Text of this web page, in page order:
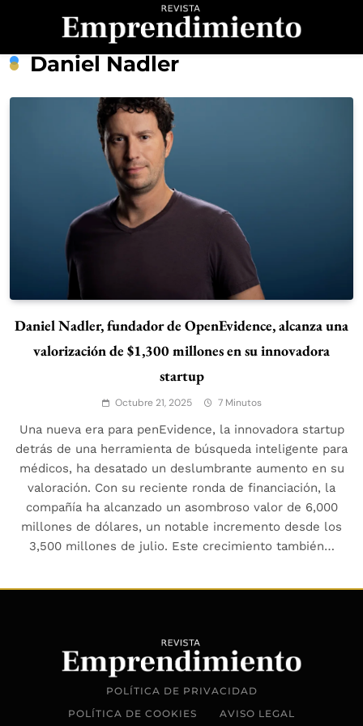
Revista
Emprendimiento
Daniel Nadler
Daniel Nadler, fundador de OpenEvidence, alcanza una
valorización de $1,300 millones en su innovadora
startup
Octubre 21, 2025 7 Minutos
Una nueva era para penEvidence, la innovadora startup
detrás de una herramienta de búsqueda inteligente para
médicos, ha desatado un deslumbrante aumento en su
valoración. Con su reciente ronda de financiación, la
compañía ha alcanzado un asombroso valor de 6,000
millones de dólares, un notable incremento desde los
3,500 millones de julio. Este crecimiento también…
POLÍTICA DE PRIVACIDAD
POLÍTICA DE COOKIES
AVISO LEGAL